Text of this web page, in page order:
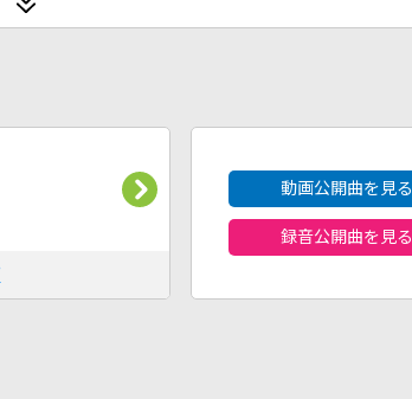
動画公開曲を見る
録音公開曲を見る